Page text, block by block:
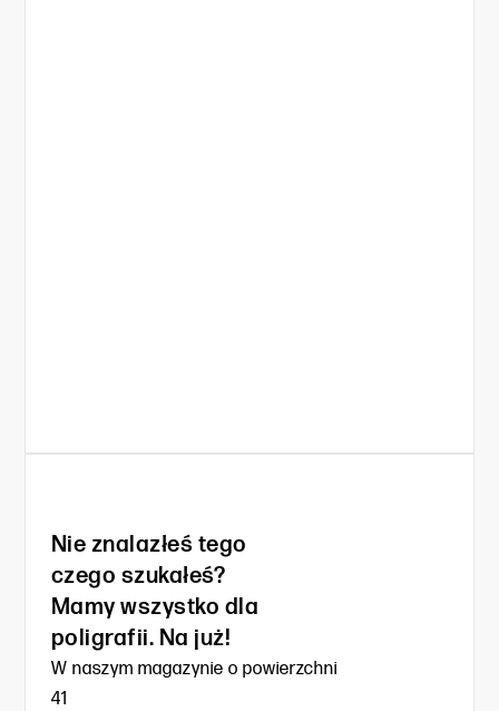
Nie znalazłeś tego
czego szukałeś?
Mamy wszystko dla
poligrafii. Na już!
W naszym magazynie o powierzchni
41